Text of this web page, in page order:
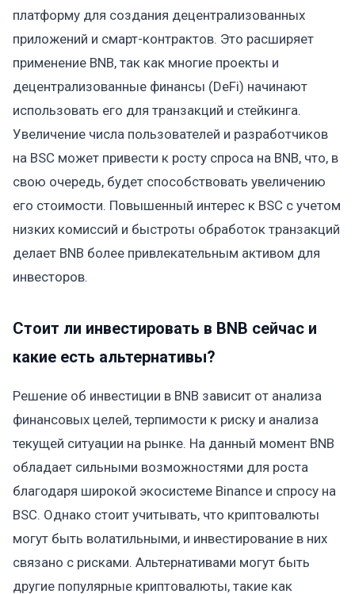
платформу для создания децентрализованных
приложений и смарт-контрактов. Это расширяет
применение BNB, так как многие проекты и
децентрализованные финансы (DeFi) начинают
использовать его для транзакций и стейкинга.
Увеличение числа пользователей и разработчиков
на BSC может привести к росту спроса на BNB, что, в
свою очередь, будет способствовать увеличению
его стоимости. Повышенный интерес к BSC с учетом
низких комиссий и быстроты обработок транзакций
делает BNB более привлекательным активом для
инвесторов.
Стоит ли инвестировать в BNB сейчас и
какие есть альтернативы?
Решение об инвестиции в BNB зависит от анализа
финансовых целей, терпимости к риску и анализа
текущей ситуации на рынке. На данный момент BNB
обладает сильными возможностями для роста
благодаря широкой экосистеме Binance и спросу на
BSC. Однако стоит учитывать, что криптовалюты
могут быть волатильными, и инвестирование в них
связано с рисками. Альтернативами могут быть
другие популярные криптовалюты, такие как